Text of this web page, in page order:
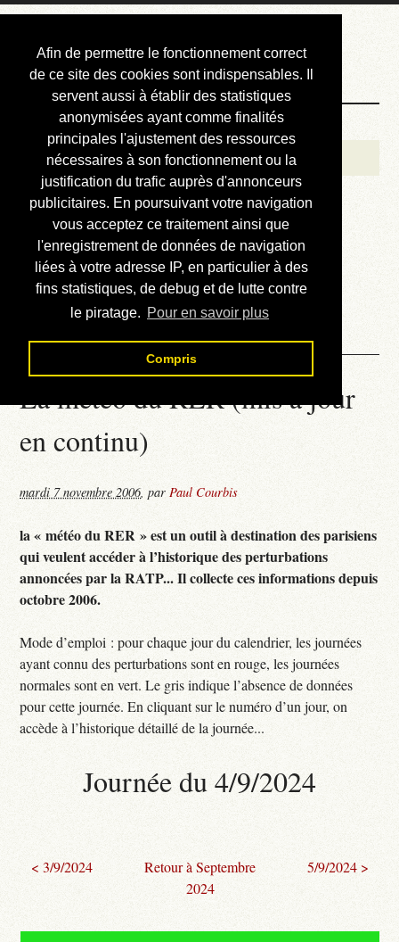
Afin de permettre le fonctionnement correct
de ce site des cookies sont indispensables. Il
servent aussi à établir des statistiques
anonymisées ayant comme finalités
principales l'ajustement des ressources
nécessaires à son fonctionnement ou la
justification du trafic auprès d'annonceurs
publicitaires. En poursuivant votre navigation
vous acceptez ce traitement ainsi que
l'enregistrement de données de navigation
liées à votre adresse IP, en particulier à des
fins statistiques, de debug et de lutte contre
le piratage. Pour en savoir plus
Compris
Courbis, « LE »
Blog Officiel
Bienvenue
Réalisations
Divers (et d’été)
Annonces
Liens externes
Téléchargement
Contact
La météo du RER (mis à jour
en continu)
mardi 7 novembre 2006,parPaul Courbis
la « météo du RER » est un outil à destination des parisiens
qui veulent accéder à l’historique des perturbations
annoncées par la RATP... Il collecte ces informations depuis
octobre 2006.
Mode d’emploi : pour chaque jour du calendrier, les journées
ayant connu des perturbations sont en rouge, les journées
normales sont en vert. Le gris indique l’absence de données
pour cette journée. En cliquant sur le numéro d’un jour, on
accède à l’historique détaillé de la journée...
Journée du 4/9/2024
< 3/9/2024
Retour à Septembre
2024
5/9/2024 >